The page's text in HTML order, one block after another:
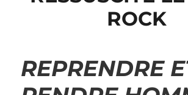
ROCK
REPRENDRE